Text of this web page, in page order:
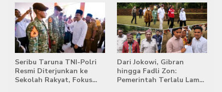
Terpadat
Singapura
Seribu Taruna TNI-Polri
Resmi Diterjunkan ke
Sekolah Rakyat, Fokus
Dari Jokowi, Gibran
hingga Fadli Zon:
Pemerintah Terlalu Lama